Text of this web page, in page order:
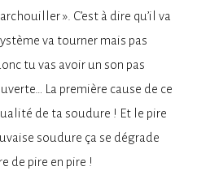
». C’est à dire qu’il va
va tourner mais pas
tu vas avoir un son pas
La première cause de ce
de ta soudure ! Et le pire
soudure ça se dégrade
de pire en pire !